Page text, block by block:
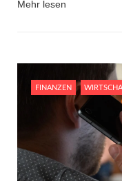
Mehr lesen
FINANZEN